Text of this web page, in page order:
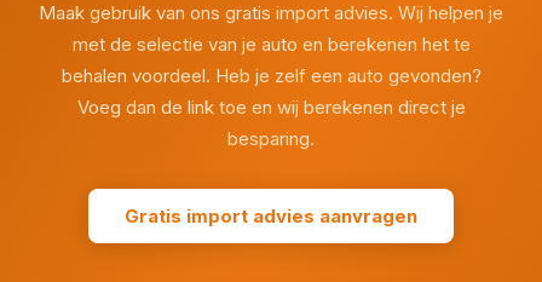
Maak gebruik van ons gratis import advies. Wij helpen je
met de selectie van je auto en berekenen het te
behalen voordeel. Heb je zelf een auto gevonden?
Voeg dan de link toe en wij berekenen direct je
besparing.
Gratis import advies aanvragen